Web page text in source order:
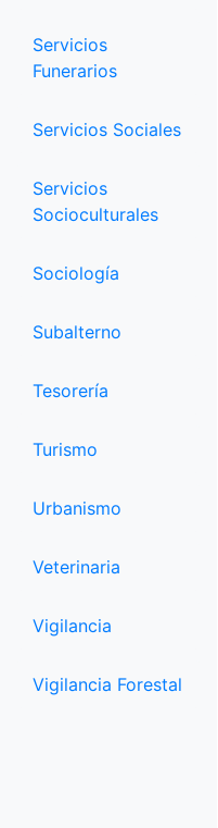
Servicios
Funerarios
Servicios Sociales
Servicios
Socioculturales
Sociología
Subalterno
Tesorería
Turismo
Urbanismo
Veterinaria
Vigilancia
Vigilancia Forestal